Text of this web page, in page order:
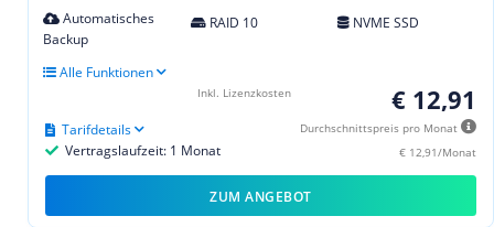
Automatisches
Backup
RAID 10 NVME SSD
Alle Funktionen
€ 12,91
Durchschnittspreis pro Monat
€ 12,91/Monat
Vertragslaufzeit: 1 Monat
Tarifdetails
Inkl. Lizenzkosten
ZUM ANGEBOT